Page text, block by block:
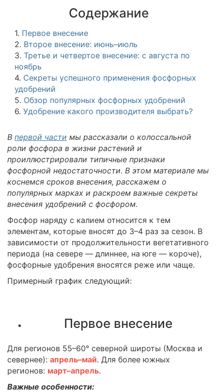
Содержание
1. Первое внесение
2. Второе внесение: июнь–июль
3. Третье и четвертое внесение: с августа по
ноябрь
4. Секреты успешного применения фосфорных
удобрений
5. Обзор популярных фосфорных удобрений
6. Удобрение какого производителя выбрать?
В первой части мы рассказали о колоссальной
роли фосфора в жизни растений и
проиллюстрировали типичные признаки
фосфорной недостаточности. В этом материале мы
коснемся сроков внесения, расскажем о
популярных марках и раскроем важные секреты
внесения удобрений с фосфором.
Фосфор наряду с калием относится к тем
элементам, которые вносят до 3–4 раз за сезон. В
зависимости от продолжительности вегетативного
периода (на севере — длиннее, на юге — короче),
фосфорные удобрения вносятся реже или чаще.
Примерный график следующий:
Первое внесение
Для регионов 55–60° северной широты (Москва и
севернее): апрель–май. Для более южных
регионов: март–апрель.
Важные особенности: